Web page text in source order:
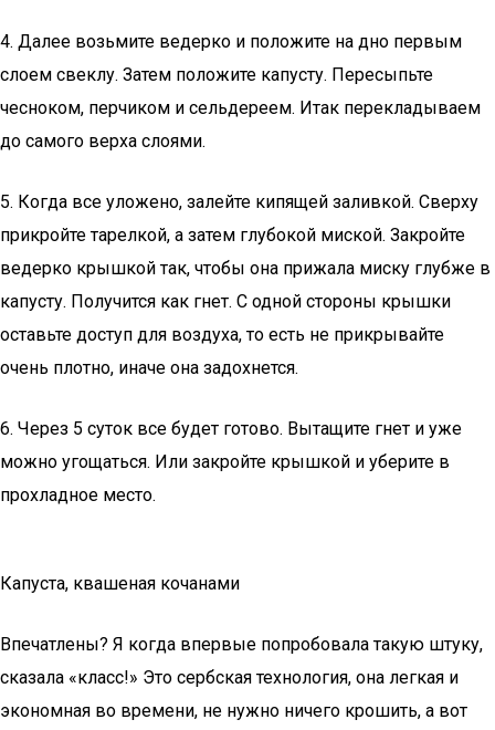
4. Далее возьмите ведерко и положите на дно первым
слоем свеклу. Затем положите капусту. Пересыпьте
чесноком, перчиком и сельдереем. Итак перекладываем
до самого верха слоями.
5. Когда все уложено, залейте кипящей заливкой. Сверху
прикройте тарелкой, а затем глубокой миской. Закройте
ведерко крышкой так, чтобы она прижала миску глубже в
капусту. Получится как гнет. С одной стороны крышки
оставьте доступ для воздуха, то есть не прикрывайте
очень плотно, иначе она задохнется.
6. Через 5 суток все будет готово. Вытащите гнет и уже
можно угощаться. Или закройте крышкой и уберите в
прохладное место.
Капуста, квашеная кочанами
Впечатлены? Я когда впервые попробовала такую штуку,
сказала «класс!» Это сербская технология, она легкая и
экономная во времени, не нужно ничего крошить, а вот